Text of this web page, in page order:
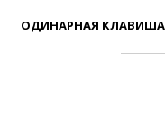
ОДИНАРНАЯ КЛАВИША